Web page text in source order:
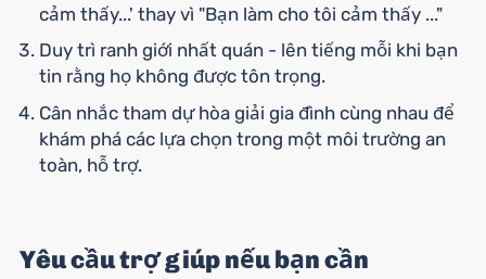
cảm thấy...' thay vì "Bạn làm cho tôi cảm thấy ..."
Duy trì ranh giới nhất quán - lên tiếng mỗi khi bạn
tin rằng họ không được tôn trọng.
Cân nhắc tham dự hòa giải gia đình cùng nhau để
khám phá các lựa chọn trong một môi trường an
toàn, hỗ trợ.
Yêu cầu trợ giúp nếu bạn cần